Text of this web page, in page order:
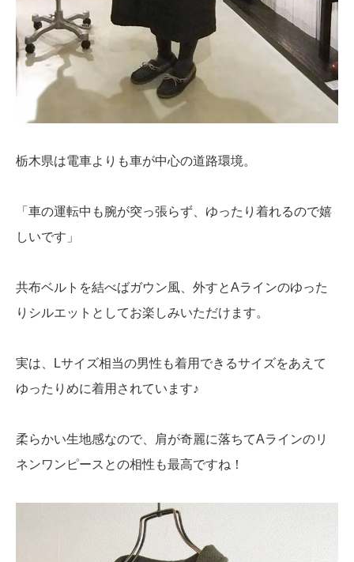
栃木県は電車よりも車が中心の道路環境。
「車の運転中も腕が突っ張らず、ゆったり着れるので嬉
しいです」
共布ベルトを結べばガウン風、外すとAラインのゆった
りシルエットとしてお楽しみいただけます。
実は、Lサイズ相当の男性も着用できるサイズをあえて
ゆったりめに着用されています♪
柔らかい生地感なので、肩が奇麗に落ちてAラインのリ
ネンワンピースとの相性も最高ですね！